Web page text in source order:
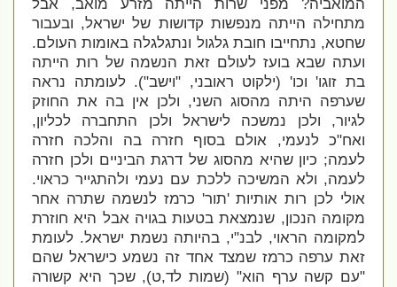
המואביה? מפני שרות הייתה מזרע מואב, אבל
מתחילה הייתה מנפשות קדושות של ישראל, ובעבור
שחטא, נתחייבו חובת גלגול ונתגלגלה באומות העולם.
ועתה שבא בועז לעולם זאת הנשמה של רות הייתה
בת זוגו' וכו' (ילקוט ראובני, "וישב"). לעומתה נראה
שערפה היתה מהסוג השני, ולכן אין בה את החוזק
לגיור, ולכן נמשכה לישראל ולכן התחברה לכליון,
ואח"כ לנעמי, אולם בסוף חזרה בה והלכה חזרה
לעמה; כיון שהיא מהסוג של דרגת הביניים ולכן חזרה
לעמה, ולא המשיכה ללכת עם נעמי ולהתגייר כראוי.
אולי לכן רות אותיות 'תור' כרמז לנשמה שתרה אחר
מקומה הנכון, שנמצאת בטעות בגויה אבל היא חוזרת
למקומה הראוי, לבנ"י, בהיותה נשמת ישראל. לעומת
זאת ערפה כרמז שמצד אחד זה נשמע כישראל שהם
עם קשה ערף הוא" (שמות לד,ט), שכך היא קשורה